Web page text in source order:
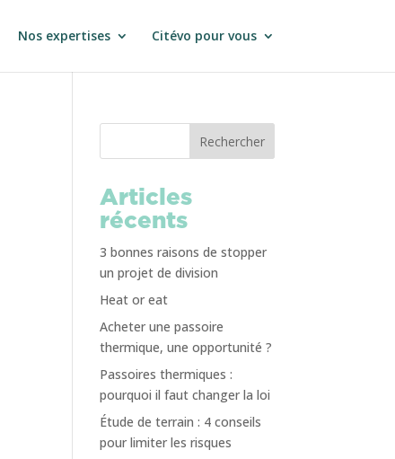
Nos expertises Citévo pour vous
Rechercher
Articles
récents
3 bonnes raisons de stopper
un projet de division
Heat or eat
Acheter une passoire
thermique, une opportunité ?
Passoires thermiques :
pourquoi il faut changer la loi
Étude de terrain : 4 conseils
pour limiter les risques